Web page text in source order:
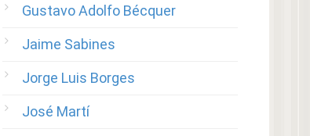
Gustavo Adolfo Bécquer
Jaime Sabines
Jorge Luis Borges
José Martí